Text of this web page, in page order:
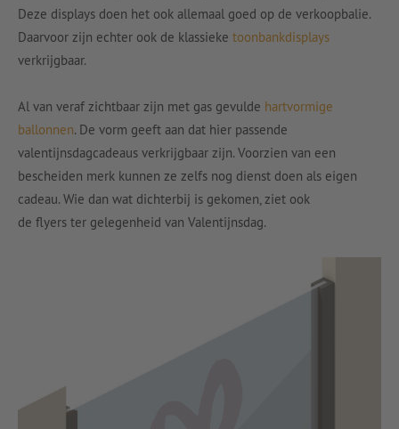
Deze displays doen het ook allemaal goed op de verkoopbalie.
Daarvoor zijn echter ook de klassieke toonbankdisplays
verkrijgbaar.
Al van veraf zichtbaar zijn met gas gevulde hartvormige
ballonnen. De vorm geeft aan dat hier passende
valentijnsdagcadeaus verkrijgbaar zijn. Voorzien van een
bescheiden merk kunnen ze zelfs nog dienst doen als eigen
cadeau. Wie dan wat dichterbij is gekomen, ziet ook
de flyers ter gelegenheid van Valentijnsdag.